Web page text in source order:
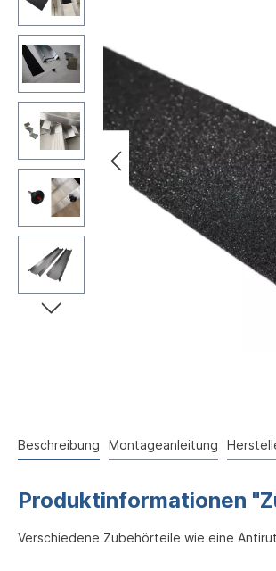
Beschreibung Montageanleitung
Produktinformationen
Verschiedene Zubehörteile wie eine